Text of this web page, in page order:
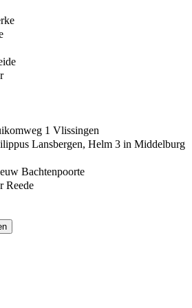
1 Vlissingen
Lansbergen, Helm 3 in Middelburg
Bachtenpoorte
Reede